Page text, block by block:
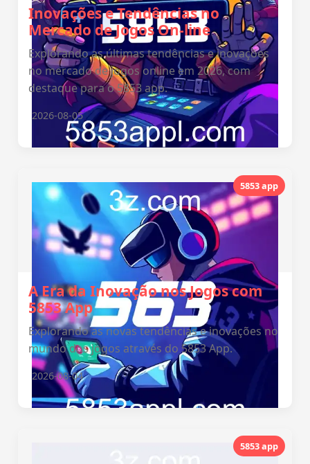
Inovações e Tendências no
Mercado de Jogos On-line
Explorando as últimas tendências e inovações
no mercado de jogos online em 2026, com
destaque para o 5853 app.
2026-08-05
5853 app
A Era da Inovação nos Jogos com
5853 App
Explorando as novas tendências e inovações no
mundo dos jogos através do 5853 App.
2026-08-04
5853 app